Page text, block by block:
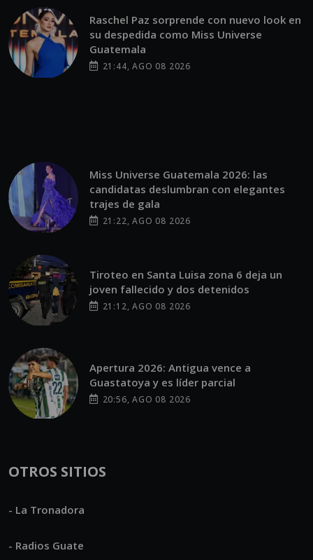
Raschel Paz sorprende con nuevo look en
su despedida como Miss Universe
Guatemala
21:44, AGO 08 2026
Miss Universe Guatemala 2026: las
candidatas deslumbran con elegantes
trajes de gala
21:22, AGO 08 2026
Tiroteo en Santa Luisa zona 6 deja un
joven fallecido y dos detenidos
21:12, AGO 08 2026
Apertura 2026: Antigua vence a
Guastatoya y es líder parcial
20:56, AGO 08 2026
OTROS SITIOS
- La Tronadora
- Radios Guate